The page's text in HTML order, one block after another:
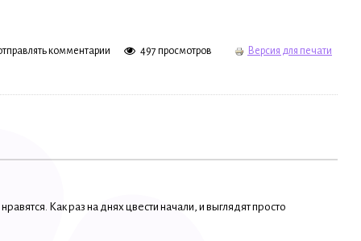
комментарии 497 просмотров Версия для печати
Как раз на днях цвести начали, и выглядят просто